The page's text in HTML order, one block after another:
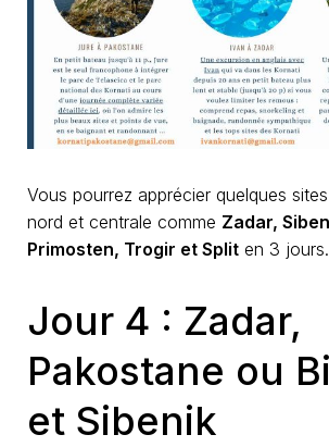
Vous pourrez apprécier quelques
nord et centrale comme Zadar,
Primosten, Trogir et Split en 3 jours.
Jour 4 : Zadar,
Pakostane ou
et Sibenik